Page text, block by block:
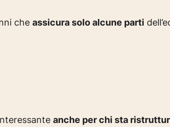
che assicura solo alcune parti
anche per chi sta